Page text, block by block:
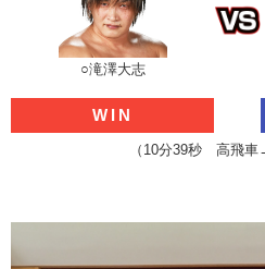
○滝澤大志
WIN
（10分39秒 高飛車